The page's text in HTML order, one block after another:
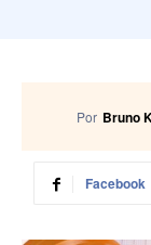
Por Bruno
Facebook